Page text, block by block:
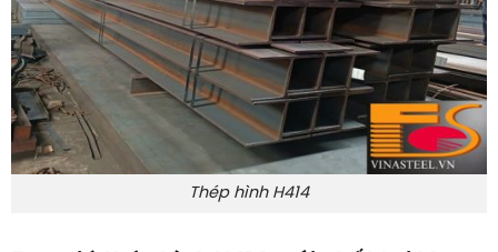
Thép hình H414